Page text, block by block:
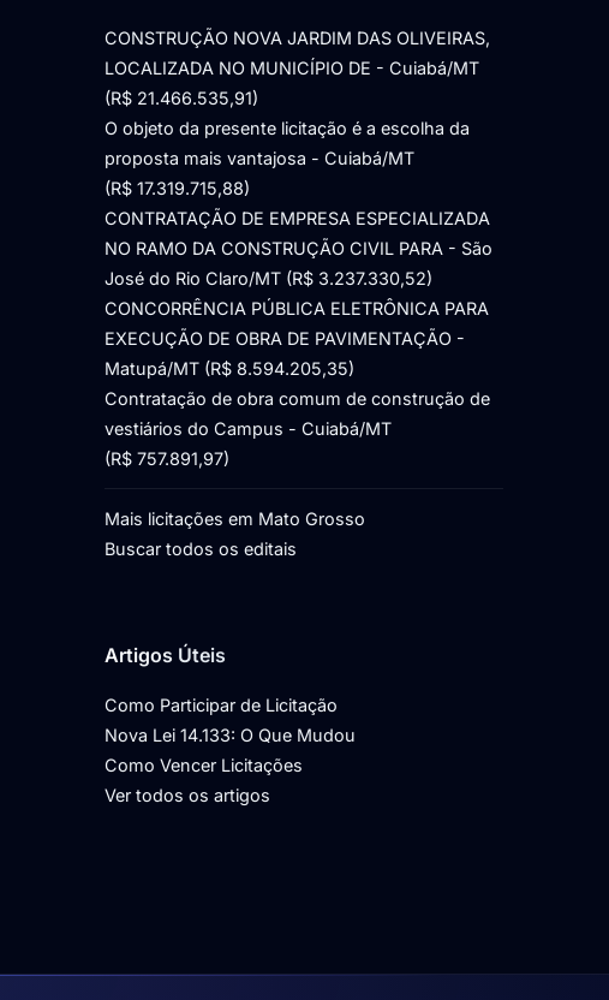
CONSTRUÇÃO NOVA JARDIM DAS OLIVEIRAS,
LOCALIZADA NO MUNICÍPIO DE - Cuiabá/MT
(R$ 21.466.535,91)
O objeto da presente licitação é a escolha da
proposta mais vantajosa - Cuiabá/MT
(R$ 17.319.715,88)
CONTRATAÇÃO DE EMPRESA ESPECIALIZADA
NO RAMO DA CONSTRUÇÃO CIVIL PARA - São
José do Rio Claro/MT (R$ 3.237.330,52)
CONCORRÊNCIA PÚBLICA ELETRÔNICA PARA
EXECUÇÃO DE OBRA DE PAVIMENTAÇÃO -
Matupá/MT (R$ 8.594.205,35)
Contratação de obra comum de construção de
vestiários do Campus - Cuiabá/MT
(R$ 757.891,97)
Mais licitações em Mato Grosso
Buscar todos os editais
Artigos Úteis
Como Participar de Licitação
Nova Lei 14.133: O Que Mudou
Como Vencer Licitações
Ver todos os artigos